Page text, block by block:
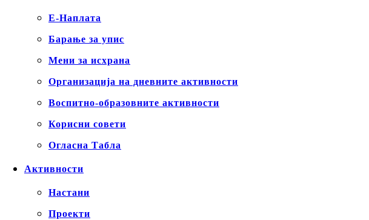
Е-Наплата
Барање за упис
Мени за исхрана
Организација на дневните активности
Воспитно-образовните активности
Корисни совети
Огласна Табла
Активности
Настани
Проекти